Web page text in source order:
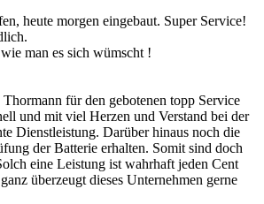
heute morgen eingebaut. Super Service!
man es sich wümscht !
für den gebotenen topp Service
und mit viel Herzen und Verstand bei der
Dienstleistung. Darüber hinaus noch die
der Batterie erhalten. Somit sind doch
eine Leistung ist wahrhaft jeden Cent
überzeugt dieses Unternehmen gerne